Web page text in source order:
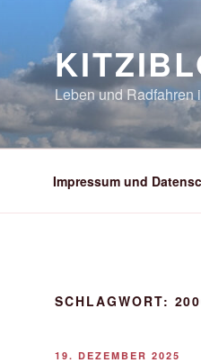
Leben und Radfahren
Impressum und
SCHLAGWORT:
VERÖFFENTLICHT
19. DEZEMBER 2025